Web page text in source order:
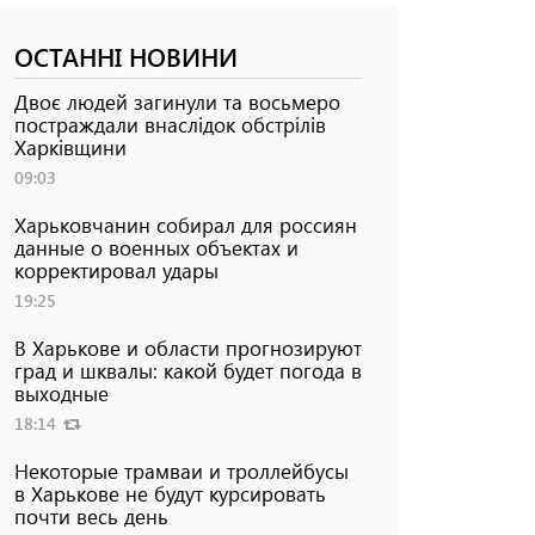
ОСТАННІ НОВИНИ
Двоє людей загинули та восьмеро
постраждали внаслідок обстрілів
Харківщини
09:03
Харьковчанин собирал для россиян
данные о военных объектах и ​​
корректировал удары
19:25
В Харькове и области прогнозируют
град и шквалы: какой будет погода в
выходные
18:14
Некоторые трамваи и троллейбусы
в Харькове не будут курсировать
почти весь день